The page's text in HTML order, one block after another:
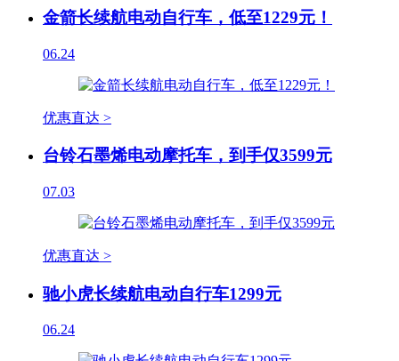
金箭长续航电动自行车，低至1229元！
06.24
优惠直达 >
台铃石墨烯电动摩托车，到手仅3599元
07.03
优惠直达 >
驰小虎长续航电动自行车1299元
06.24